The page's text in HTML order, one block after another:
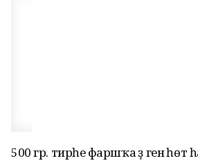
500 гр. тирәһе фаршҡа әҙ генә